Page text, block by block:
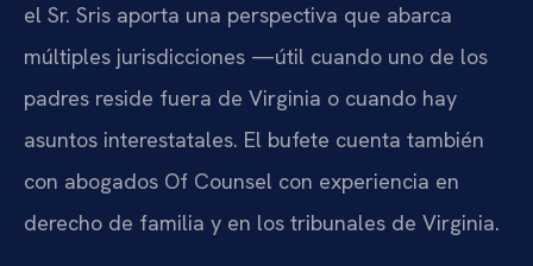
el Sr. Sris aporta una perspectiva que abarca
múltiples jurisdicciones —útil cuando uno de los
padres reside fuera de Virginia o cuando hay
asuntos interestatales. El bufete cuenta también
con abogados Of Counsel con experiencia en
derecho de familia y en los tribunales de Virginia.